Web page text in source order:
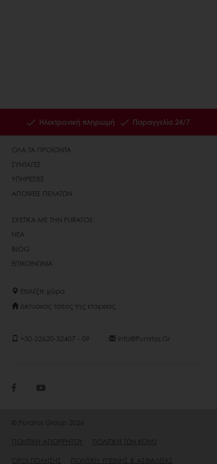
Ηλεκτρονική πληρωμή Παραγγελία 24/7
ΟΛΑ ΤΑ ΠΡΟΪΟΝΤΑ
ΣΥΝΤΑΓΕΣ
ΥΠΗΡΕΣΙΕΣ
ΑΠΟΨΕΙΣ ΠΕΛΑΤΩΝ
ΣΧΕΤΙΚΑ ΜΕ ΤΗΝ PURATOS
ΝΕΑ
BLOG
ΕΠΙΚΟΙΝΩΝΙΑ
Επιλέξτε χώρα
Δικτυακός τόπος της εταιρείας
+30-22620-32407 - 09 Info@puratos.gr
© Puratos Group 2026
ΠΟΛΙΤΙΚΗ ΑΠΟΡΡΗΤΟΥ
ΠΟΛΙΤΙΚΉ ΤΩΝ ΚΟΥΛΊ
ΌΡΟΙ ΠΏΛΗΣΗΣ
ΠΟΛΙΤΙΚΗ ΥΓΙΕΙΝΗΣ & ΑΣΦΑΛΕΙΑΣ